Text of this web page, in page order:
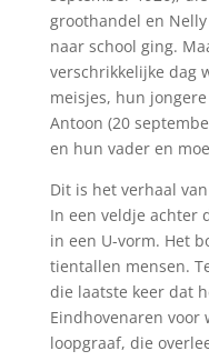
groothandel en
naar school ging.
verschrikkelijke dag
meisjes, hun
Antoon (20
en hun vader en
Dit is het verhaal
In een veldje achter
in een U-vorm. Het
tientallen mensen.
die laatste keer dat
Eindhovenaren voor
loopgraaf, die